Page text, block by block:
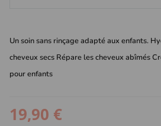
Un soin sans rinçage adapté aux enfants.
cheveux secs Répare les cheveux abîmés
pour enfants
19,90 €